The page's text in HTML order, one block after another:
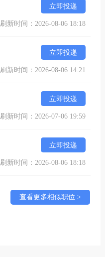
立即投递
刷新时间：2026-08-06 18:18
立即投递
刷新时间：2026-08-06 14:21
立即投递
刷新时间：2026-07-06 19:59
立即投递
刷新时间：2026-08-06 18:18
查看更多相似职位 >